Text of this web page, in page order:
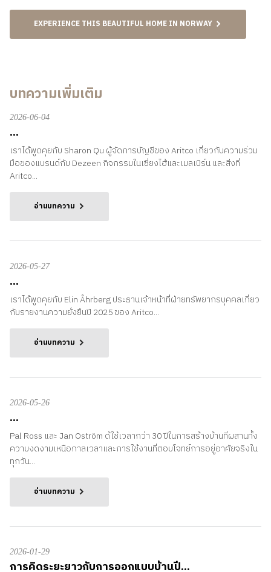
EXPERIENCE THIS BEAUTIFUL HOME IN NORWAY
บทความเพิ่มเติม
2026-06-04
...
เราได้พูดคุยกับ Sharon Qu ผู้จัดการบัญชีของ Aritco เกี่ยวกับความร่วม
มือของแบรนด์กับ Dezeen กิจกรรมในเซี่ยงไฮ้และเมลเบิร์น และสิ่งที่
Aritco...
อ่านบทความ
2026-05-27
...
เราได้พูดคุยกับ Elin Åhrberg ประธานเจ้าหน้าที่ฝ่ายทรัพยากรบุคคลเกี่ยว
กับรายงานความยั่งยืนปี 2025 ของ Aritco...
อ่านบทความ
2026-05-26
...
Pal Ross และ Jan Oström ด้ใช้เวลากว่า 30 ปีในการสร้างบ้านที่ผสานทั้ง
ความงดงามเหนือกาลเวลาและการใช้งานที่ตอบโจทย์การอยู่อาศัยจริงใน
ทุกวัน...
อ่านบทความ
2026-01-29
การคิดระยะยาวกับการออกแบบบ้านปี...